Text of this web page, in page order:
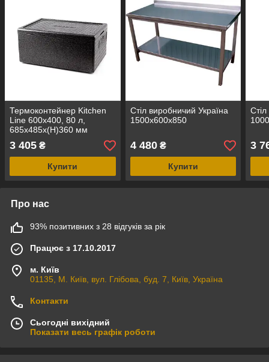
Термоконтейнер Kitchen
Line 600х400, 80 л,
685x485x(H)360 мм
707944 Hendi
3 405 ₴
Купити
Стіл виробничий Україна
1500х600х850
4 480₴
Купити
3
Про нас
93% позитивних з 28 відгуків за рік
Працює з 17.10.2017
м. Київ
01135, М. Київ, вул. Глібова, буд. 7, Київ, Україна
Контакти
Сьогодні вихідний
Показати весь графік роботи